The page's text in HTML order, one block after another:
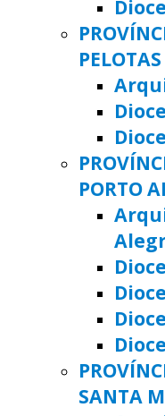
PELOTAS
PORTO
SANTA